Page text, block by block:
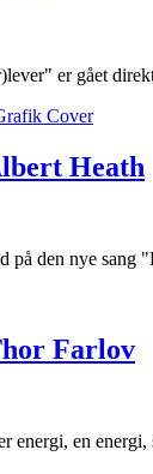
er gået
Heath
på den nye sang
Farlov
energi, en